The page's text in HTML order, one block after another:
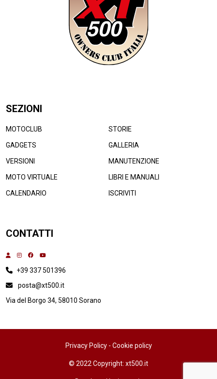
SEZIONI
MOTOCLUB STORIE
GADGETS GALLERIA
VERSIONI MANUTENZIONE
MOTO VIRTUALE LIBRI E MANUALI
CALENDARIO ISCRIVITI
CONTATTI
+39 337 501396
posta@xt500.it
Via del Borgo 34, 58010 Sorano
Privacy Policy - Cookie policy
© 2022 Copyright: xt500.it